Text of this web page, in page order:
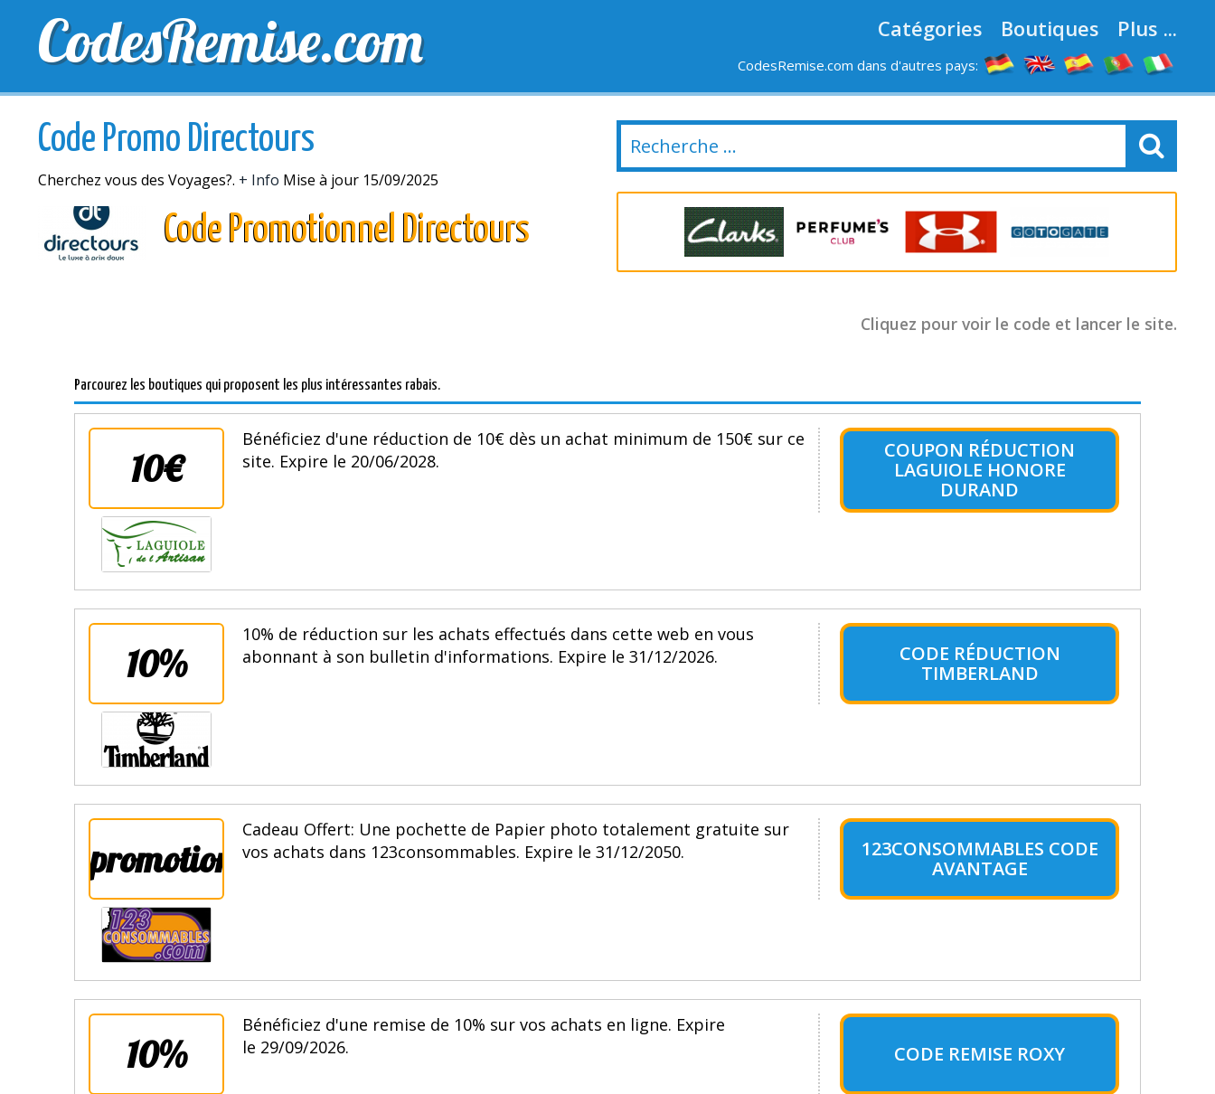
CodesRemise.com Catégories Boutiques Plus ...
CodesRemise.com dans d'autres pays:
MEILLEURS CODES PROMO DERNIERS JOURS NOUVELLES MAGASINS
Code Promo Directours
Cherchez vous des Voyages?. + Info Mise à jour 15/09/2025
Code Promotionnel Directours
Cliquez pour voir le code et lancer le site.
Parcourez les boutiques qui proposent les plus intéressantes rabais.
10€
Bénéficiez d'une réduction de 10€ dès un achat minimum de 150€ sur ce
site. Expire le 20/06/2028.
COUPON RÉDUCTION
LAGUIOLE HONORE
DURAND
10%
10% de réduction sur les achats effectués dans cette web en vous
abonnant à son bulletin d'informations. Expire le 31/12/2026.
CODE RÉDUCTION
TIMBERLAND
promotion
Cadeau Offert: Une pochette de Papier photo totalement gratuite sur
vos achats dans 123consommables. Expire le 31/12/2050.
123CONSOMMABLES CODE
AVANTAGE
10%
Bénéficiez d'une remise de 10% sur vos achats en ligne. Expire
le 29/09/2026.
CODE REMISE ROXY